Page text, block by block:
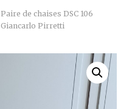
n
g
Paire de chaises DSC 106
Giancarlo Pirretti